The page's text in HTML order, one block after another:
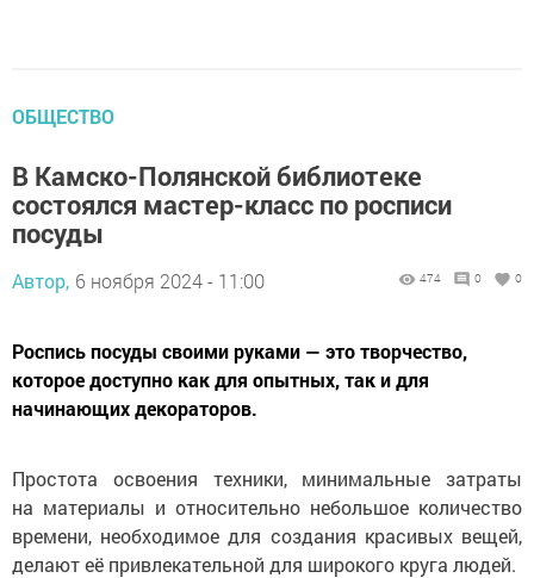
ОБЩЕСТВО
В Камско-Полянской библиотеке
состоялся мастер-класс по росписи
посуды
Автор, 6 ноября 2024 - 11:00 474 0 0
Роспись посуды своими руками — это творчество,
которое доступно как для опытных, так и для
начинающих декораторов.
Простота освоения техники, минимальные затраты
на материалы и относительно небольшое количество
времени, необходимое для создания красивых вещей,
делают её привлекательной для широкого круга людей.